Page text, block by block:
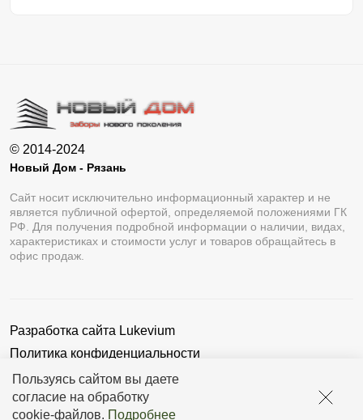
Пользуясь сайтом вы даете
согласие на обработку
cookie-файлов. Подробнее
© 2014-2024
Новый Дом - Рязань
Сайт носит исключительно информационный характер и не
является публичной офертой, определяемой положениями ГК
РФ. Для получения подробной информации о наличии, видах,
характеристиках и стоимости услуг и товаров обращайтесь в
офис продаж.
Разработка сайта Lukevium
Политика конфиденциальности
Пользовательское соглашение